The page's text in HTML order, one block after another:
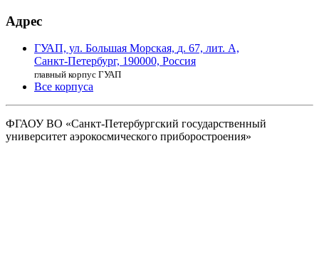
Адрес
ГУАП, ул. Большая Морская, д. 67, лит. А,
Санкт-Петербург, 190000, Россия
главный корпус ГУАП
Все корпуса
ФГАОУ ВО «Санкт-Петербургский государственный
университет аэрокосмического приборостроения»